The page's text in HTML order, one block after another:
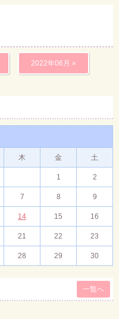
2022年06月 »
木 金 土
1 2
7 8 9
14 15 16
21 22 23
28 29 30
一覧へ